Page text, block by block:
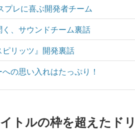
プレに喜ぶ開発者チーム
、サウンドチーム裏話
ピリッツ』開発裏話
の思い入れはたっぷり！
イトルの枠を超えたド